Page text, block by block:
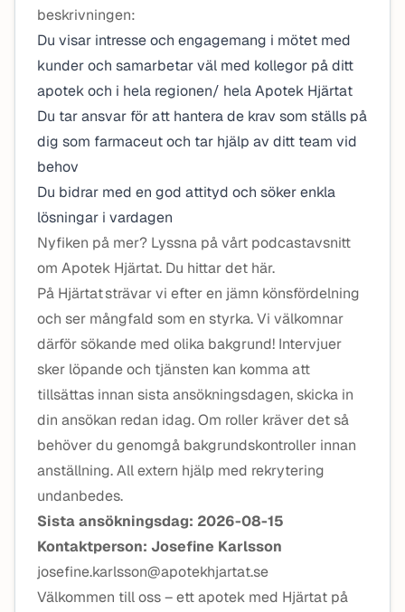
beskrivningen:
Du visar intresse och engagemang i mötet med
kunder och samarbetar väl med kollegor på ditt
apotek och i hela regionen/ hela Apotek Hjärtat
Du tar ansvar för att hantera de krav som ställs på
dig som farmaceut och tar hjälp av ditt team vid
behov
Du bidrar med en god attityd och söker enkla
lösningar i vardagen
Nyfiken på mer? Lyssna på vårt podcastavsnitt
om Apotek Hjärtat. Du hittar det här.
På Hjärtat strävar vi efter en jämn könsfördelning
och ser mångfald som en styrka. Vi välkomnar
därför sökande med olika bakgrund! Intervjuer
sker löpande och tjänsten kan komma att
tillsättas innan sista ansökningsdagen, skicka in
din ansökan redan idag. Om roller kräver det så
behöver du genomgå bakgrundskontroller innan
anställning. All extern hjälp med rekrytering
undanbedes.
Sista ansökningsdag: 2026-08-15
Kontaktperson: Josefine Karlsson
josefine.karlsson@apotekhjartat.se
Välkommen till oss – ett apotek med Hjärtat på